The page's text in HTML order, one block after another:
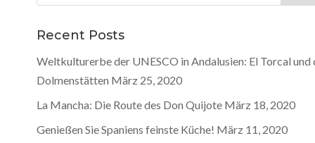
nach:
Recent Posts
Weltkulturerbe der UNESCO in Andalusien: El Torcal und
Dolmenstätten März 25, 2020
La Mancha: Die Route des Don Quijote März 18, 2020
Genießen Sie Spaniens feinste Küche! März 11, 2020